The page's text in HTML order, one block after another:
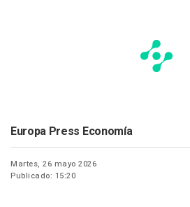
Europa Press Economía
Martes, 26 mayo 2026
Publicado: 15:20